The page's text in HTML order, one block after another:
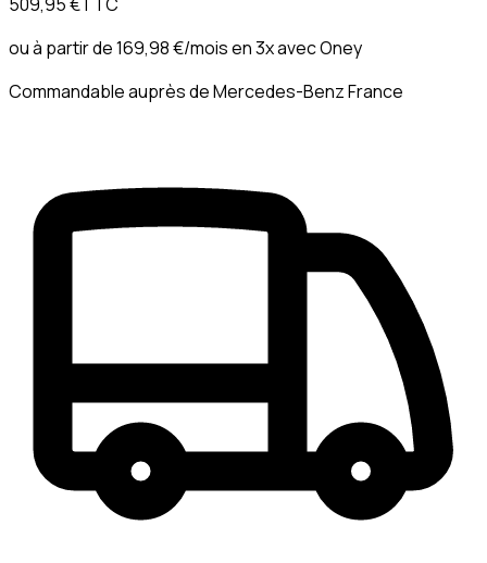
ou à partir de169,98 €/mois en 3x avecOney
Commandable auprès de Mercedes-Benz France